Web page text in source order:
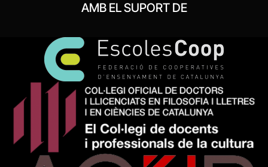
AMB EL SUPORT DE